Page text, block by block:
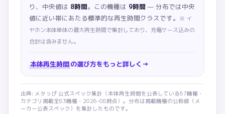
り、中央値は 8時間。この機種は 9時間 — 分布では中央
値に近い帯にあたる標準的な再生時間クラスです。 ※ イ
ヤホン本体単体の最大再生時間で集計しており、充電ケース込みの
合計は含みません。
本体再生時間の選び方をもっと詳しく →
出典: メタっぴ 公式スペック集計（本体再生時間を公表している67機種・
カテゴリ掲載全83機種・ 2026-08時点）。分布は掲載機種の公称値（メ
ーカー公表スペック）を集計したものです。